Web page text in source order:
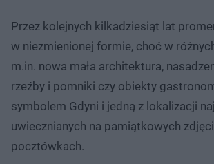
Przez kolejnych kilkadziesiąt lat
w niezmienionej formie, choć w
m.in. nowa mała architektura,
rzeźby i pomniki czy obiekty
symbolem Gdyni i jedną z lokalizacji
uwiecznianych na pamiątkowych
pocztówkach.